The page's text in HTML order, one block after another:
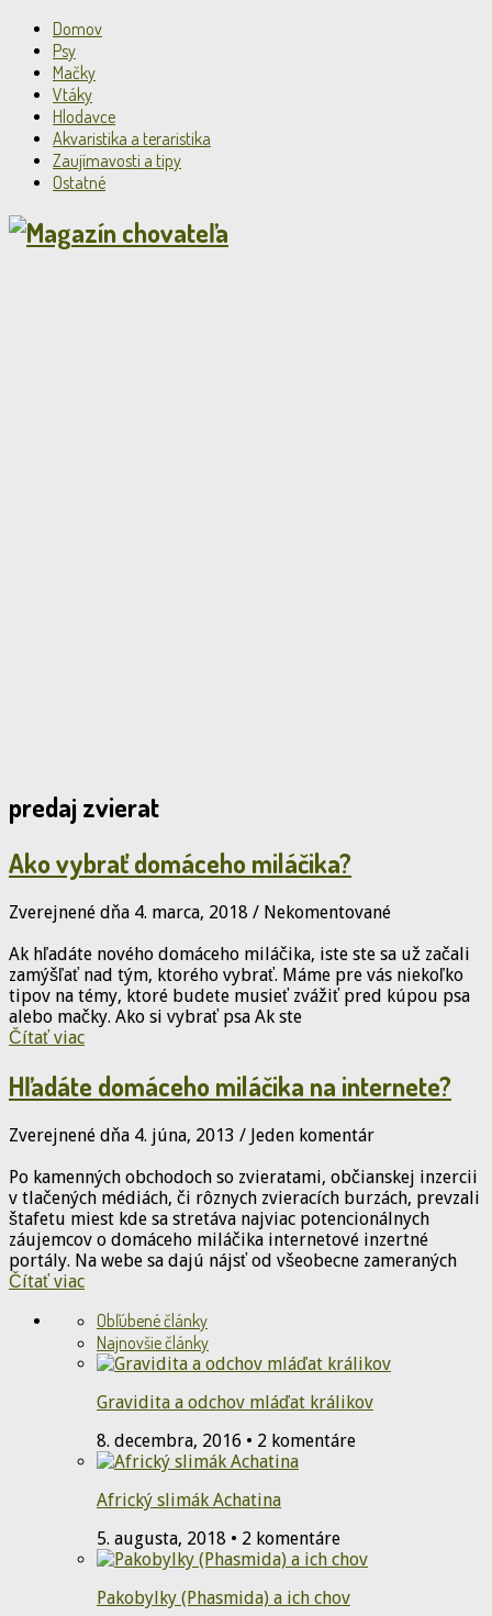
Domov
Psy
Mačky
Vtáky
Hlodavce
Akvaristika a teraristika
Zaujímavosti a tipy
Ostatné
predaj zvierat
Ako vybrať domáceho miláčika?
Zverejnené dňa 4. marca, 2018 / Nekomentované
Ak hľadáte nového domáceho miláčika, iste ste sa už začali
zamýšľať nad tým, ktorého vybrať. Máme pre vás niekoľko
tipov na témy, ktoré budete musieť zvážiť pred kúpou psa
alebo mačky. Ako si vybrať psa Ak ste
Čítať viac
Hľadáte domáceho miláčika na internete?
Zverejnené dňa 4. júna, 2013 / Jeden komentár
Po kamenných obchodoch so zvieratami, občianskej inzercii
v tlačených médiách, či rôznych zvieracích burzách, prevzali
štafetu miest kde sa stretáva najviac potencionálnych
záujemcov o domáceho miláčika internetové inzertné
portály. Na webe sa dajú nájsť od všeobecne zameraných
Čítať viac
Obľúbené články
Najnovšie články
Gravidita a odchov mláďat králikov
8. decembra, 2016 • 2 komentáre
Africký slimák Achatina
5. augusta, 2018 • 2 komentáre
Pakobylky (Phasmida) a ich chov